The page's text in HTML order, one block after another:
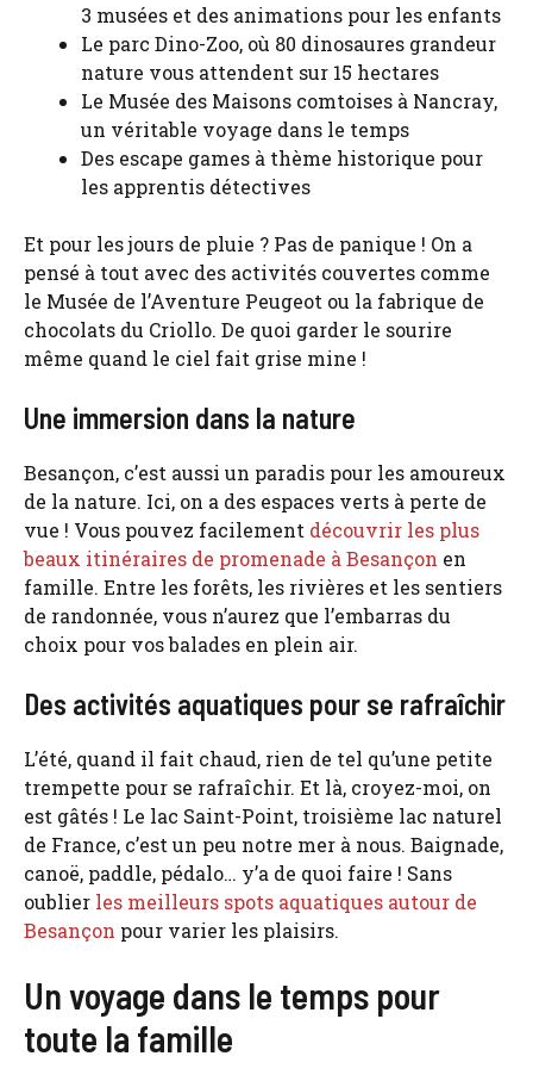
3 musées et des animations pour les enfants
Le parc Dino-Zoo, où 80 dinosaures grandeur
nature vous attendent sur 15 hectares
Le Musée des Maisons comtoises à Nancray,
un véritable voyage dans le temps
Des escape games à thème historique pour
les apprentis détectives
Et pour les jours de pluie ? Pas de panique ! On a
pensé à tout avec des activités couvertes comme
le Musée de l’Aventure Peugeot ou la fabrique de
chocolats du Criollo. De quoi garder le sourire
même quand le ciel fait grise mine !
Une immersion dans la nature
Besançon, c’est aussi un paradis pour les amoureux
de la nature. Ici, on a des espaces verts à perte de
vue ! Vous pouvez facilement découvrir les plus
beaux itinéraires de promenade à Besançon en
famille. Entre les forêts, les rivières et les sentiers
de randonnée, vous n’aurez que l’embarras du
choix pour vos balades en plein air.
Des activités aquatiques pour se rafraîchir
L’été, quand il fait chaud, rien de tel qu’une petite
trempette pour se rafraîchir. Et là, croyez-moi, on
est gâtés ! Le lac Saint-Point, troisième lac naturel
de France, c’est un peu notre mer à nous. Baignade,
canoë, paddle, pédalo… y’a de quoi faire ! Sans
oublier les meilleurs spots aquatiques autour de
Besançon pour varier les plaisirs.
Un voyage dans le temps pour
toute la famille